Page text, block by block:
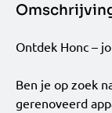
Ontdek Honc –
Ben je op zoek
gerenoveerd